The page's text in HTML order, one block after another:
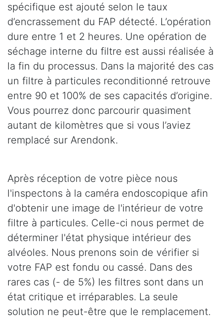
spécifique est ajouté selon le taux
d’encrassement du FAP détecté. L’opération
dure entre 1 et 2 heures. Une opération de
séchage interne du filtre est aussi réalisée à
la fin du processus. Dans la majorité des cas
un filtre à particules reconditionné retrouve
entre 90 et 100% de ses capacités d’origine.
Vous pourrez donc parcourir quasiment
autant de kilomètres que si vous l’aviez
remplacé sur Arendonk.
Après réception de votre pièce nous
l'inspectons à la caméra endoscopique afin
d'obtenir une image de l'intérieur de votre
filtre à particules. Celle-ci nous permet de
déterminer l'état physique intérieur des
alvéoles. Nous prenons soin de vérifier si
votre FAP est fondu ou cassé. Dans des
rares cas (- de 5%) les filtres sont dans un
état critique et irréparables. La seule
solution ne peut-être que le remplacement.